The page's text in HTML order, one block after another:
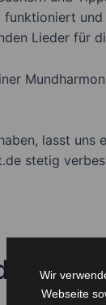
Lieder für
lasst uns
stetig
Wir
Webseite